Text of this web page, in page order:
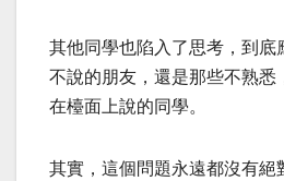
其他同學也陷入了思考，到底
不說的朋友，還是那些不熟悉
在檯面上說的同學。
其實，這個問題永遠都沒有絕